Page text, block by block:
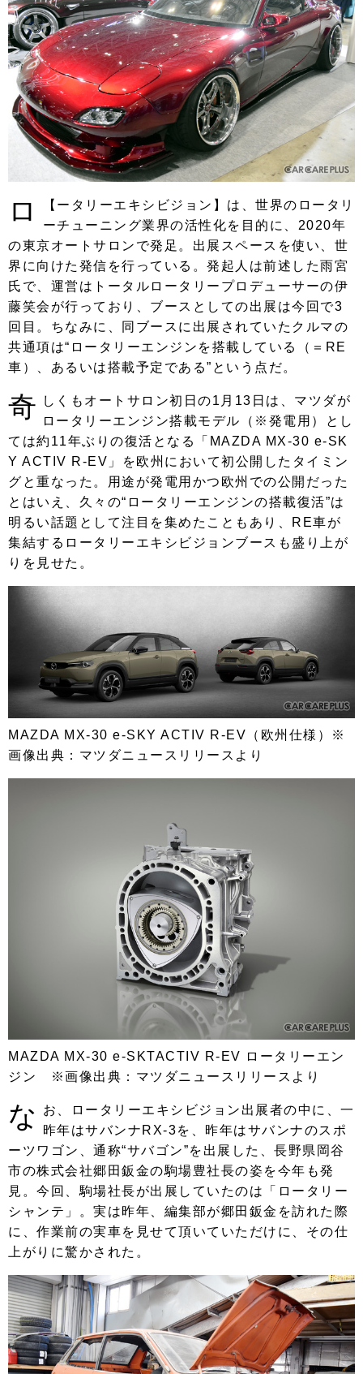
【
ロ
ータリーエキシビジョン】は、世界のロータリ
ーチューニング業界の活性化を目的に、2020年
の東京オートサロンで発足。出展スペースを使い、世
界に向けた発信を行っている。発起人は前述した雨宮
氏で、 運営はトータルロータリープロデューサーの伊
藤笑会が行っており、ブースとしての出展は今回で3
回目。ちなみに、同ブースに出展されていたクルマの
共通項は“ロータリーエンジンを搭載している（＝RE
車）、あるいは搭載予定である”という点だ。
奇
しくもオートサロン初日の1月13日は、マツダが
ロータリーエンジン搭載モデル（※発電用）とし
ては約11年ぶりの復活となる「MAZDA MX-30 e-SK
Y ACTIV R-EV」を欧州において初公開したタイミン
グと重なった。用途が発電用かつ欧州での公開だった
とはいえ、久々の“ロータリーエンジンの搭載復活”は
明るい話題として注目を集めたこともあり、RE車が
集結するロータリーエキシビジョンブースも盛り上が
りを見せた。
MAZDA MX-30 e-SKY ACTIV R-EV（欧州仕様）※
画像出典：マツダニュースリリースより
MAZDA MX-30 e-SKTACTIV R-EV ロータリーエン
ジン ※画像出典：マツダニュースリリースより
な
お、ロータリーエキシビジョン出展者の中に、一
昨年はサバンナRX-3を、昨年はサバンナのスポ
ーツワゴン、通称“サバゴン”を出展した、長野県岡谷
市の株式会社郷田鈑金の駒場豊社長の姿を今年も発
見。今回、駒場社長が出展していたのは「ロータリー
シャンテ」。実は昨年、編集部が郷田鈑金を訪れた際
に、作業前の実車を見せて頂いていただけに、その仕
上がりに驚かされた。